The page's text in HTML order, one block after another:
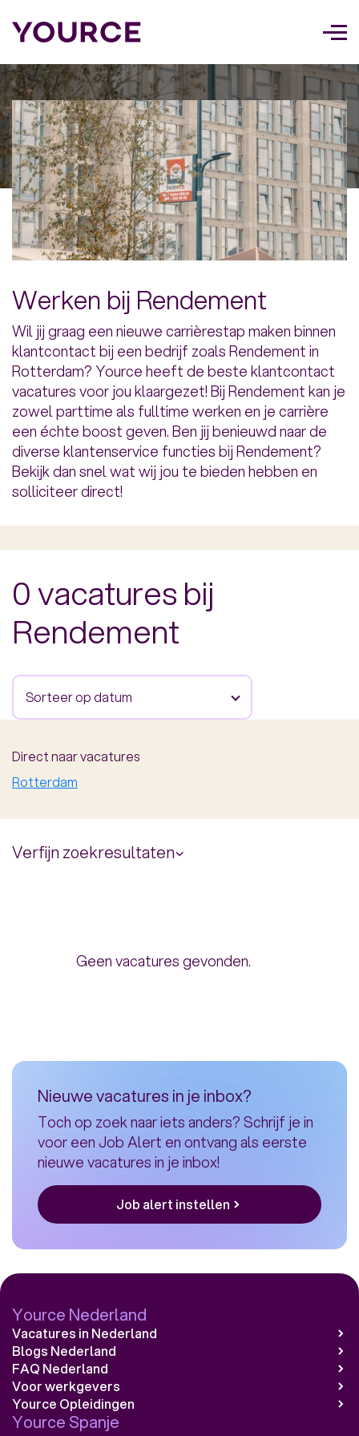
Werken bij Rendement
Wil jij graag een nieuwe carrièrestap maken binnen
klantcontact bij een bedrijf zoals Rendement in
Rotterdam? Yource heeft de beste klantcontact
vacatures voor jou klaargezet! Bij Rendement kan je
zowel parttime als fulltime werken en je carrière
een échte boost geven. Ben jij benieuwd naar de
diverse klantenservice functies bij Rendement?
Bekijk dan snel wat wij jou te bieden hebben en
solliciteer direct!
0 vacatures bij
Rendement
Sorteer op datum
Direct naar vacatures
Rotterdam
Verfijn zoekresultaten
Geen vacatures gevonden.
Nieuwe vacatures in je inbox?
Toch op zoek naar iets anders? Schrijf je in
voor een Job Alert en ontvang als eerste
nieuwe vacatures in je inbox!
Job alert instellen
Yource Nederland
Vacatures in Nederland
Blogs Nederland
FAQ Nederland
Voor werkgevers
Yource Opleidingen
Yource Spanje